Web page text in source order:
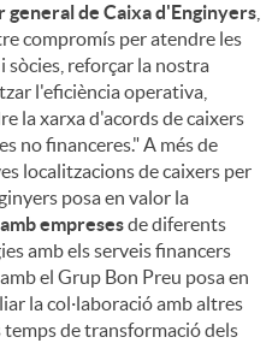
general de Caixa d'Enginyers
compromís per atendre les
sòcies, reforçar la nostra
l'eficiència operativa,
la xarxa d'acords de caixers
no financeres." A més de
localitzacions de caixers per
posa en valor la
empresesde diferents
amb els serveis financers
el Grup Bon Preu posa en
la col·laboració amb altres
de transformació dels